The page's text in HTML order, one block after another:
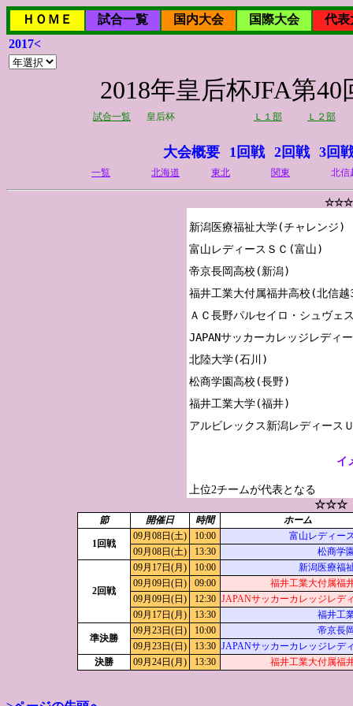
ＨＯＭＥ 試合一覧 国内大会 国際大会
代表
2017<
2018年皇后杯JFA第
試合一覧 皇后杯 Ｌ１部 Ｌ２部
大会概要 1回戦 2回戦 3回
一覧 北海道 東北 関東 北信
☆☆☆
新潟医療福祉大学(チャレンジ)
富山レディースＳＣ(富山)
帝京長岡高校(新潟)
福井工業大付属福井高校(北信
ＡＣ長野パルセイロ・シュヴェ
JAPANサッカーカレッジレディ
北陸大学(石川)
松商学園高校(長野)
福井工業大学(福井)
イ
上位2チームが代表となる
☆☆☆
節 開催日 時間 ホーム
1回戦
09月08日(土) 10:00
富山レディー
09月08日(土)
13:30 松商学
2回戦
09月17日(月) 10:00
新潟医療福
09月09日(日)
09:00
福井工業大付属福
09月09日(日)
12:30 JAPANサッカーカレッジレデ
09月17日(月)
13:30 福井工
準決勝
09月23日(日) 10:00
帝京長
09月23日(日)
13:30 JAPANサッカーカレッジレデ
決勝
09月24日(月) 13:30 福井工業大付属福